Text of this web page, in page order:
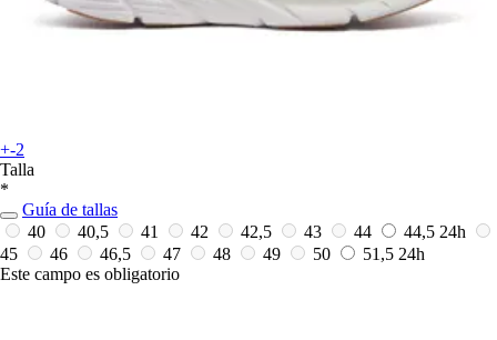
+-2
Talla
*
Guía de tallas
40
40,5 41 42 42,5 43 44 44,5 24h
45
46 46,5 47 48 49 50 51,5 24h
Este campo es obligatorio